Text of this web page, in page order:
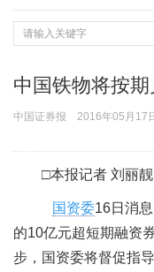
中国铁物将按
中国证券报 2016年05月17
□本报记者 刘丽靓
国资委16日消
的10亿元超短期融资
步，国资委将督促指